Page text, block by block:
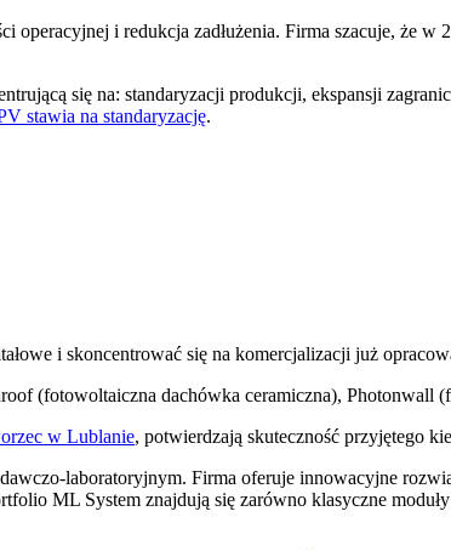
i redukcja zadłużenia. Firma szacuje, że w
się na: standaryzacji produkcji, ekspansji
stawia na standaryzację.
i skoncentrować się na komercjalizacji już
(fotowoltaiczna dachówka ceramiczna), Photonwall
w Lublanie, potwierdzają skuteczność przyjętego
laboratoryjnym. Firma oferuje innowacyjne
ML System znajdują się zarówno klasyczne